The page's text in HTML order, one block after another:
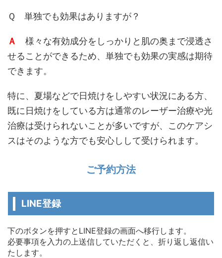
Ｑ 単独でも効果はありますが？
Ａ
様々な有効成分をしっかりと肌の奥まで浸透さ
せることができるため、単独でも効果の実感は期待
できます。
特に、夏場などで日焼けをしやすい状況にある方、
既に日焼けをしている方は通常のレーザー治療や光
治療は受けられないことが多いですが、このケアシ
スはそのような方でも安心しして受けられます。
ご予約方法
LINE登録
下のボタンを押すとLINE登録の画面へ移行します。
必要事項を入力の上送信していただくと、折り返し返信い
たします。